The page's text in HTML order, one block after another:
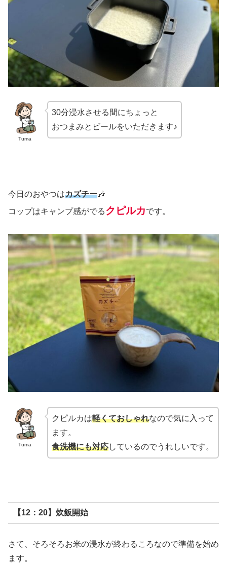
Tuma
30分浸水させる間にちょっと
おつまみとビールをいただきます♪
今日のおやつはカズチー🎶
コップはキャンプ感がでるクピルカです。
Tuma
クピルカは軽くておしゃれなので気に入って
ます。
食洗機にも対応しているのでうれしいです。
【12：20】炊飯開始
さて、そろそろお米の浸水が終わるころなので準備を始め
ます。